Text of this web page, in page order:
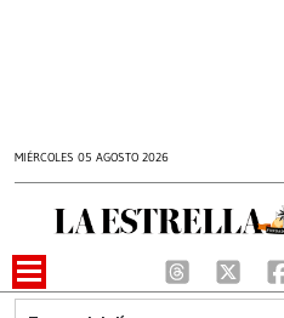
MIÉRCOLES 05 AGOSTO 2026